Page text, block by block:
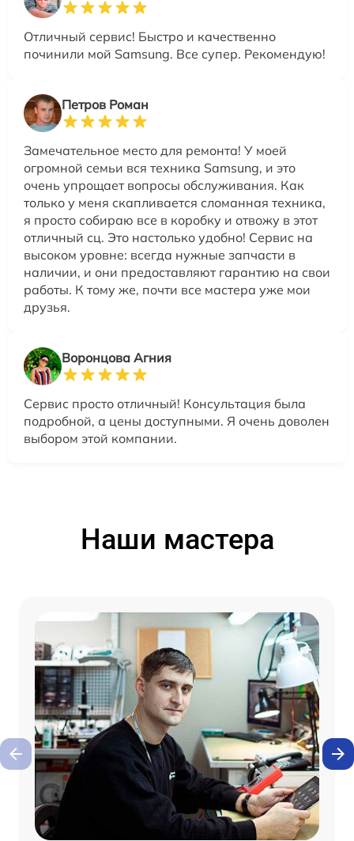
Отличный сервис! Быстро и качественно
починили мой Samsung. Все супер. Рекомендую!
Петров Роман
Замечательное место для ремонта! У моей
огромной семьи вся техника Samsung, и это
очень упрощает вопросы обслуживания. Как
только у меня скапливается сломанная техника,
я просто собираю все в коробку и отвожу в этот
отличный сц. Это настолько удобно! Сервис на
высоком уровне: всегда нужные запчасти в
наличии, и они предоставляют гарантию на свои
работы. К тому же, почти все мастера уже мои
друзья.
Воронцова Агния
Сервис просто отличный! Консультация была
подробной, а цены доступными. Я очень доволен
выбором этой компании.
Наши мастера